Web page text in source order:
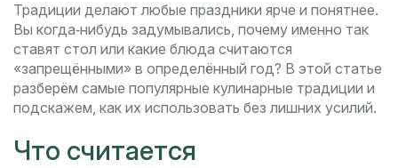
Традиции делают любые праздники ярче и понятнее.
Вы когда‑нибудь задумывались, почему именно так
ставят стол или какие блюда считаются
«запрещёнными» в определённый год? В этой статье
разберём самые популярные кулинарные традиции и
подскажем, как их использовать без лишних усилий.
Что считается